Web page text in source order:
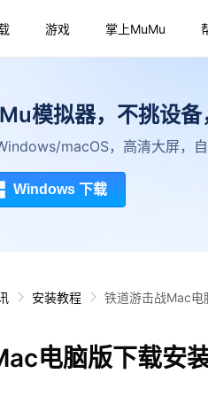
游戏 掌上MuMu
模拟器，不挑设备
macOS，高清大屏，
Windows 下载
安装教程 铁道游击战Mac电
电脑版下载安